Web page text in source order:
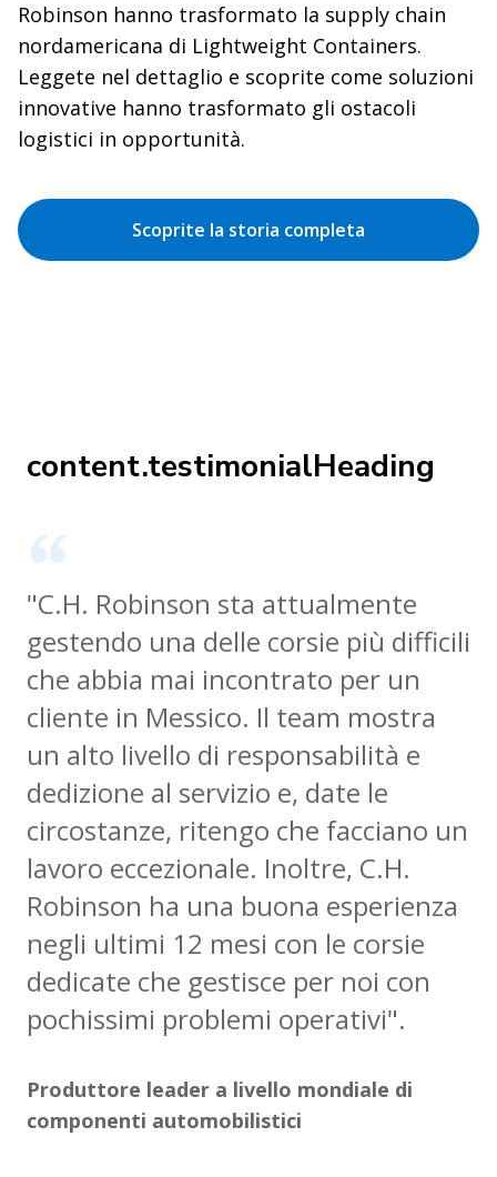
Robinson hanno trasformato la supply chain
nordamericana di Lightweight Containers.
Leggete nel dettaglio e scoprite come soluzioni
innovative hanno trasformato gli ostacoli
logistici in opportunità.
Scoprite la storia completa
content.testimonialHeading
"C.H. Robinson sta attualmente
gestendo una delle corsie più difficili
che abbia mai incontrato per un
cliente in Messico. Il team mostra
un alto livello di responsabilità e
dedizione al servizio e, date le
circostanze, ritengo che facciano un
lavoro eccezionale. Inoltre, C.H.
Robinson ha una buona esperienza
negli ultimi 12 mesi con le corsie
dedicate che gestisce per noi con
pochissimi problemi operativi".
Produttore leader a livello mondiale di
componenti automobilistici